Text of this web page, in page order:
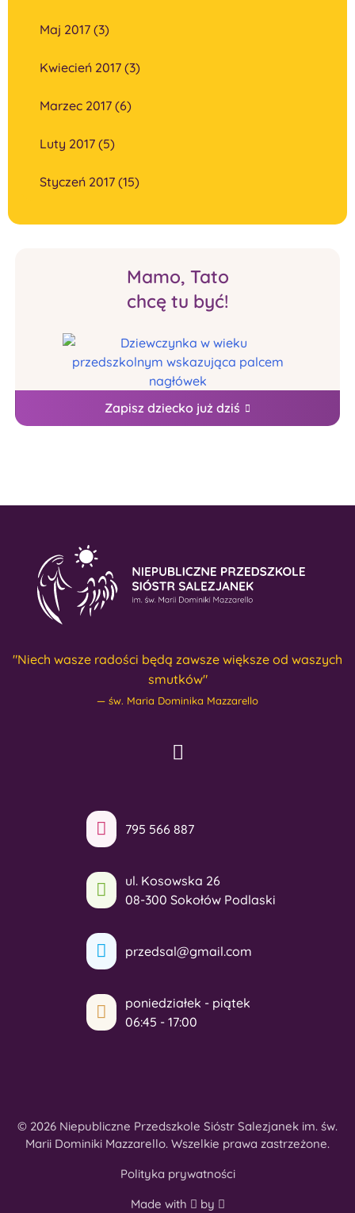
Maj 2017 (3)
Kwiecień 2017 (3)
Marzec 2017 (6)
Luty 2017 (5)
Styczeń 2017 (15)
Mamo, Tato
chcę tu być!
Zapisz dziecko już dziś
"Niech wasze radości będą zawsze większe od waszych
smutków"
św. Maria Dominika Mazzarello
795 566 887
ul. Kosowska 26
08-300 Sokołów Podlaski
przedsal@gmail.com
poniedziałek - piątek
06:45 - 17:00
© 2026 Niepubliczne Przedszkole Sióstr Salezjanek im. św.
Marii Dominiki Mazzarello. Wszelkie prawa zastrzeżone.
Polityka prywatności
Made with
by